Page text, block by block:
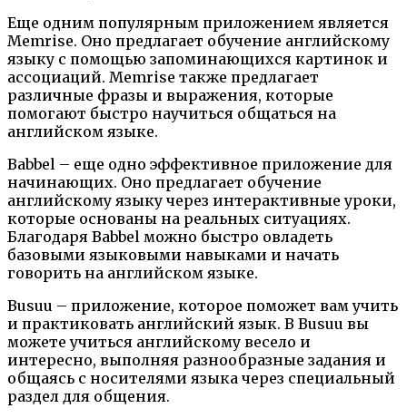
Еще одним популярным приложением является
Memrise. Оно предлагает обучение английскому
языку с помощью запоминающихся картинок и
ассоциаций. Memrise также предлагает
различные фразы и выражения, которые
помогают быстро научиться общаться на
английском языке.
Babbel – еще одно эффективное приложение для
начинающих. Оно предлагает обучение
английскому языку через интерактивные уроки,
которые основаны на реальных ситуациях.
Благодаря Babbel можно быстро овладеть
базовыми языковыми навыками и начать
говорить на английском языке.
Busuu – приложение, которое поможет вам учить
и практиковать английский язык. В Busuu вы
можете учиться английскому весело и
интересно, выполняя разнообразные задания и
общаясь с носителями языка через специальный
раздел для общения.